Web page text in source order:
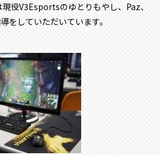
役V3Esportsのゆとりもやし、Paz、
をしていただいています。